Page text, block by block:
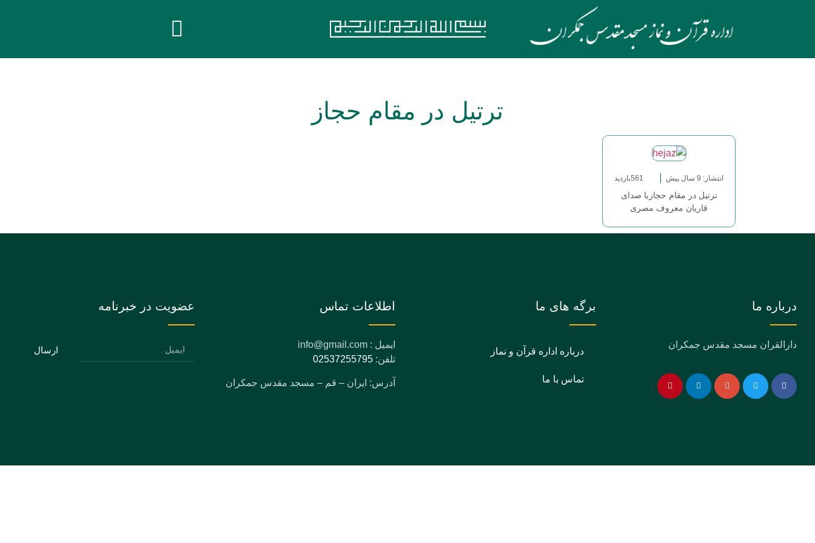
ترتیل در مقام حجاز
انتشار: 9 سال پیش 561بازدید
ترتیل در مقام حجازبا صدای
قاریان معروف مصری
درباره ما
دارالقران مسجد مقدس جمکران
برگه های ما
درباره اداره قرآن و نماز
تماس با ما
اطلاعات تماس
ایمیل : info@gmail.com
تلفن: 02537255795
آدرس: ایران – قم – مسجد مقدس جمکران
عضویت در خبرنامه
ارسال